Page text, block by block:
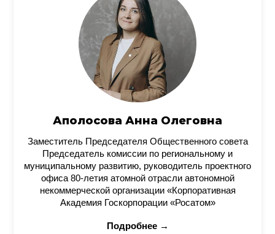
Аполосова Анна Олеговна
Заместитель Председателя Общественного совета
Председатель комиссии по региональному и
муниципальному развитию, руководитель проектного
офиса 80-летия атомной отрасли автономной
некоммерческой организации «Корпоративная
Академия Госкорпорации «Росатом»
Подробнее →